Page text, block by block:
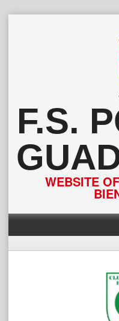
F.S.
WEBSITE